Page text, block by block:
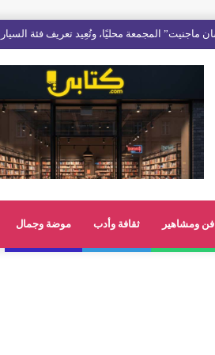
فن ومشاهير ثقافة وأدب موضة وجمال